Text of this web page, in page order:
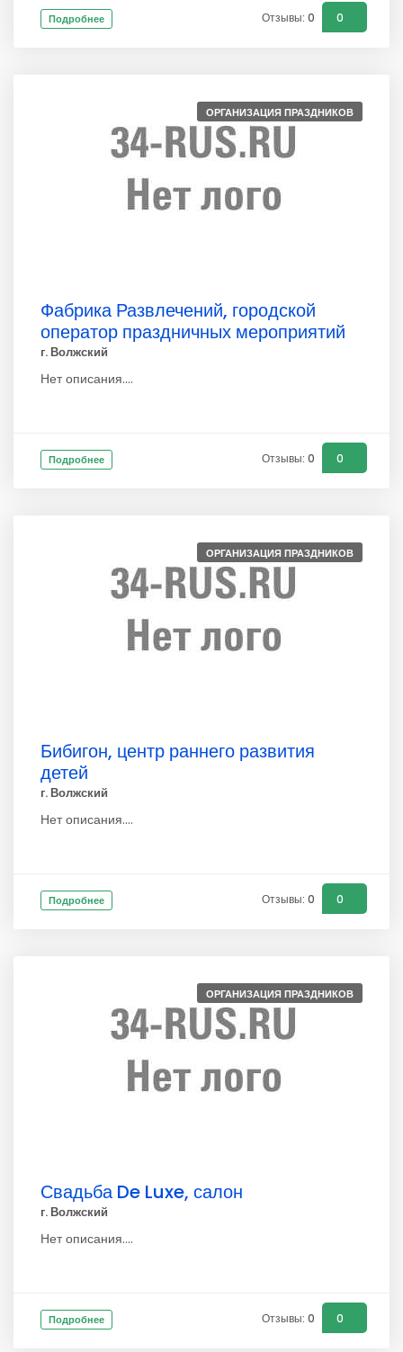
Подробнее Отзывы: 0 0
ОРГАНИЗАЦИЯ ПРАЗДНИКОВ
Фабрика Развлечений, городской
оператор праздничных мероприятий
г. Волжский
Нет описания....
Подробнее Отзывы: 0 0
ОРГАНИЗАЦИЯ ПРАЗДНИКОВ
Бибигон, центр раннего развития
детей
г. Волжский
Нет описания....
Подробнее Отзывы: 0 0
ОРГАНИЗАЦИЯ ПРАЗДНИКОВ
Свадьба De Luxe, салон
г. Волжский
Нет описания....
Подробнее Отзывы: 0 0